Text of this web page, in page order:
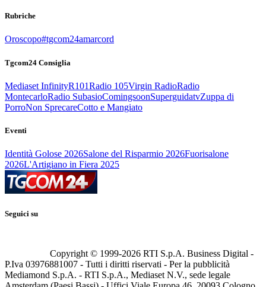
Rubriche
Oroscopo#tgcom24amarcord
Tgcom24 Consiglia
Mediaset InfinityR101Radio 105Virgin RadioRadio
MontecarloRadio SubasioComingsoonSuperguidatvZuppa di
PorroNon SprecareCotto e Mangiato
Eventi
Identità Golose 2026Salone del Risparmio 2026Fuorisalone
2026L'Artigiano in Fiera 2025
Seguici su
Copyright © 1999-2026 RTI S.p.A. Business Digital -
P.Iva 03976881007 - Tutti i diritti riservati - Per la pubblicità
Mediamond S.p.A. - RTI S.p.A., Mediaset N.V., sede legale